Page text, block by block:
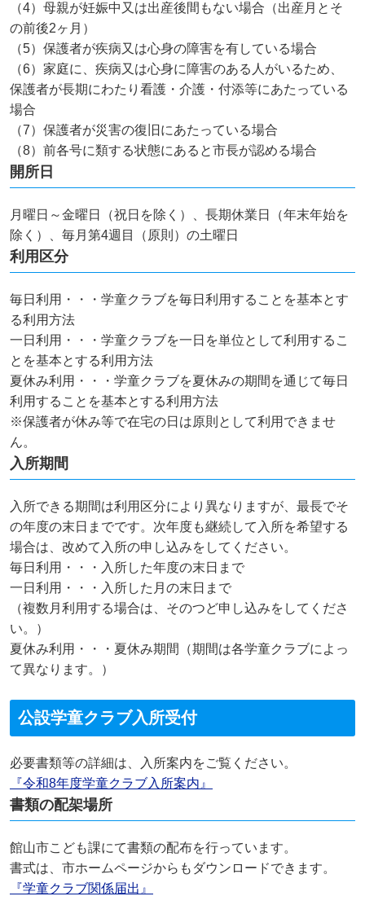
（4）母親が妊娠中又は出産後間もない場合（出産月とそ
の前後2ヶ月）
（5）保護者が疾病又は心身の障害を有している場合
（6）家庭に、疾病又は心身に障害のある人がいるため、
保護者が長期にわたり看護・介護・付添等にあたっている
場合
（7）保護者が災害の復旧にあたっている場合
（8）前各号に類する状態にあると市長が認める場合
開所日
月曜日～金曜日（祝日を除く）、長期休業日（年末年始を
除く）、毎月第4週目（原則）の土曜日
利用区分
毎日利用・・・学童クラブを毎日利用することを基本とす
る利用方法
一日利用・・・学童クラブを一日を単位として利用するこ
とを基本とする利用方法
夏休み利用・・・学童クラブを夏休みの期間を通じて毎日
利用することを基本とする利用方法
※保護者が休み等で在宅の日は原則として利用できませ
ん。
入所期間
入所できる期間は利用区分により異なりますが、最長でそ
の年度の末日までです。次年度も継続して入所を希望する
場合は、改めて入所の申し込みをしてください。
毎日利用・・・入所した年度の末日まで
一日利用・・・入所した月の末日まで
（複数月利用する場合は、そのつど申し込みをしてくださ
い。）
夏休み利用・・・夏休み期間（期間は各学童クラブによっ
て異なります。）
公設学童クラブ入所受付
必要書類等の詳細は、入所案内をご覧ください。
『令和8年度学童クラブ入所案内』
書類の配架場所
館山市こども課にて書類の配布を行っています。
書式は、市ホームページからもダウンロードできます。
『学童クラブ関係届出』